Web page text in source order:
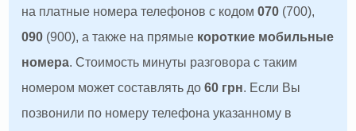
на платные номера телефонов с кодом070 (700),
090 (900), а также на прямые короткие мобильные
номера. Стоимость минуты разговора с таким
номером может составлять до60 грн. Если Вы
позвонили по номеру телефона указанному в